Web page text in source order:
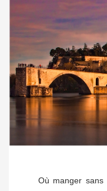
Où manger sans